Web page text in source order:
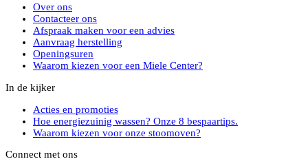
Over ons
Contacteer ons
Afspraak maken voor een advies
Aanvraag herstelling
Openingsuren
Waarom kiezen voor een Miele Center?
In de kijker
Acties en promoties
Hoe energiezuinig wassen? Onze 8 bespaartips.
Waarom kiezen voor onze stoomoven?
Connect met ons